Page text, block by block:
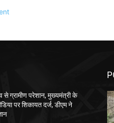
से ग्रामीण परेशान, मुख्यमंत्री के
पर शिकायत दर्ज, डीएम ने